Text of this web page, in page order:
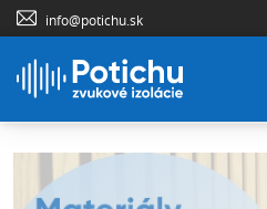
info@potichu.sk